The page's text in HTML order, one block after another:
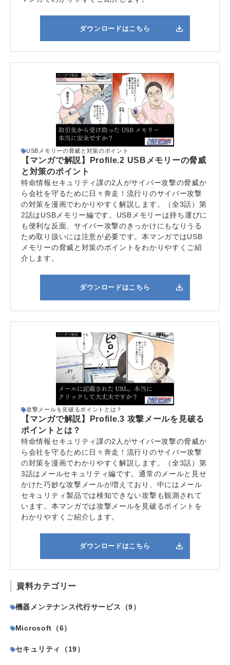
ダウンロードはこちら
USBメモリーの脅威と対策のポイント
【マンガで解説】Profile.2 USBメモリーの脅威
と対策のポイント
特命情報セキュリティ課の2人がサイバー攻撃の脅威か
ら会社を守るために日々奔走！流行りのサイバー攻撃
の対策を漫画でわかりやすく解説します。（全3話）第
2話はUSBメモリー編です。USBメモリーは持ち運びに
も便利な反面、サイバー攻撃のきっかけにもなりうる
ため取り扱いには注意が必要です。本マンガではUSB
メモリーの脅威と対策のポイントをわかりやすくご紹
介します。
ダウンロードはこちら
攻撃メールを見破るポイントとは？
【マンガで解説】Profile.3 攻撃メールを見破る
ポイントとは？
特命情報セキュリティ課の2人がサイバー攻撃の脅威か
ら会社を守るために日々奔走！流行りのサイバー攻撃
の対策を漫画でわかりやすく解説します。（全3話）第
3話はメールセキュリティ編です。通常のメールと見せ
かけた巧妙な攻撃メールが増えており、中にはメール
セキュリティ製品では検知できない攻撃も観測されて
います。本マンガでは攻撃メールを見破るポイントを
わかりやすくご紹介します。
ダウンロードはこちら
資料カテゴリー
機器メンテナンス代行サービス（9）
Microsoft（6）
セキュリティ（19）